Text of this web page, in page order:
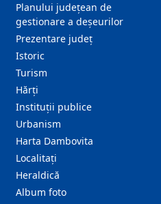
Planului județean de
gestionare a deșeurilor
Prezentare judeţ
Istoric
Turism
Hărţi
Instituţii publice
Urbanism
Harta Dambovita
Localitaţi
Heraldică
Album foto